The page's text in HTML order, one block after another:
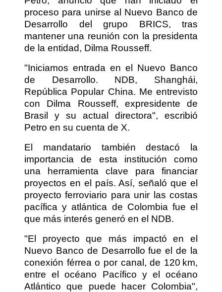
proceso para unirse al Nuevo Banco de
Desarrollo del grupo BRICS, tras
mantener una reunión con la presidenta
de la entidad, Dilma Rousseff.
"Iniciamos entrada en el Nuevo Banco
de Desarrollo. NDB, Shanghái,
República Popular China. Me entrevisto
con Dilma Rousseff, expresidente de
Brasil y su actual directora", escribió
Petro en su cuenta de X.
El mandatario también destacó la
importancia de esta institución como
una herramienta clave para financiar
proyectos en el país. Así, señaló que el
proyecto ferroviario para unir las costas
pacífica y atlántica de Colombia fue el
que más interés generó en el NDB.
"El proyecto que más impactó en el
Nuevo Banco de Desarrollo fue el de la
conexión férrea o por canal, de 120 km,
entre el océano Pacífico y el océano
Atlántico que puede hacer Colombia",